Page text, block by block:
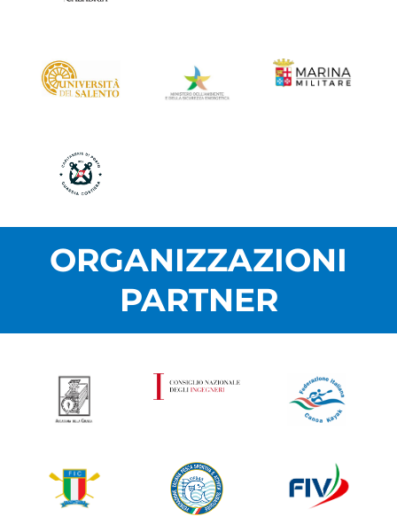
ORGANIZZAZIONI
PARTNER